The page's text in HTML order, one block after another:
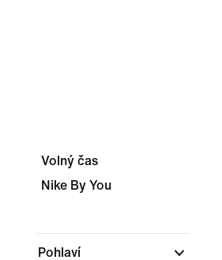
Volný čas
Nike By You
Pohlaví